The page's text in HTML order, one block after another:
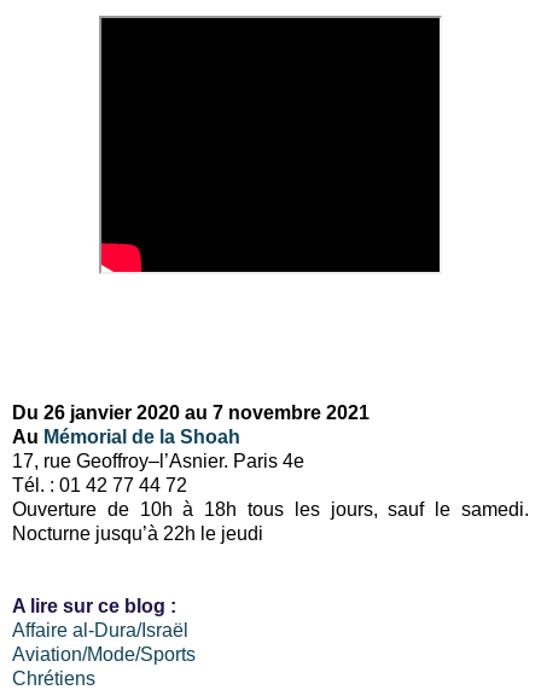
Du 26 janvier 2020 au 7 novembre 2021
Au Mémorial de la Shoah
17, rue Geoffroy–l’Asnier. Paris 4e
Tél. : 01 42 77 44 72
Ouverture de 10h à 18h tous les jours, sauf le samedi.
Nocturne jusqu’à 22h le jeudi
A lire sur ce blog :
Affaire al-Dura/Israël
Aviation/Mode/Sports
Chrétiens